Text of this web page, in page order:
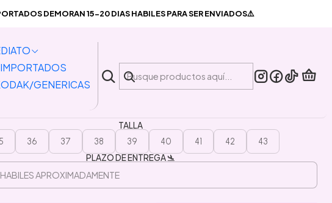
GENERICAS
DEMORAN 15-20 DIAS HABILES PARA SER ENVIADOS⚠️
Abiertas Pokemon Pikachu
Pantuflas Abiertas Pokemon
Pikachu
TALLA
36 37 38 39 40 41 42 43
PLAZO DE ENTREGA 🛬